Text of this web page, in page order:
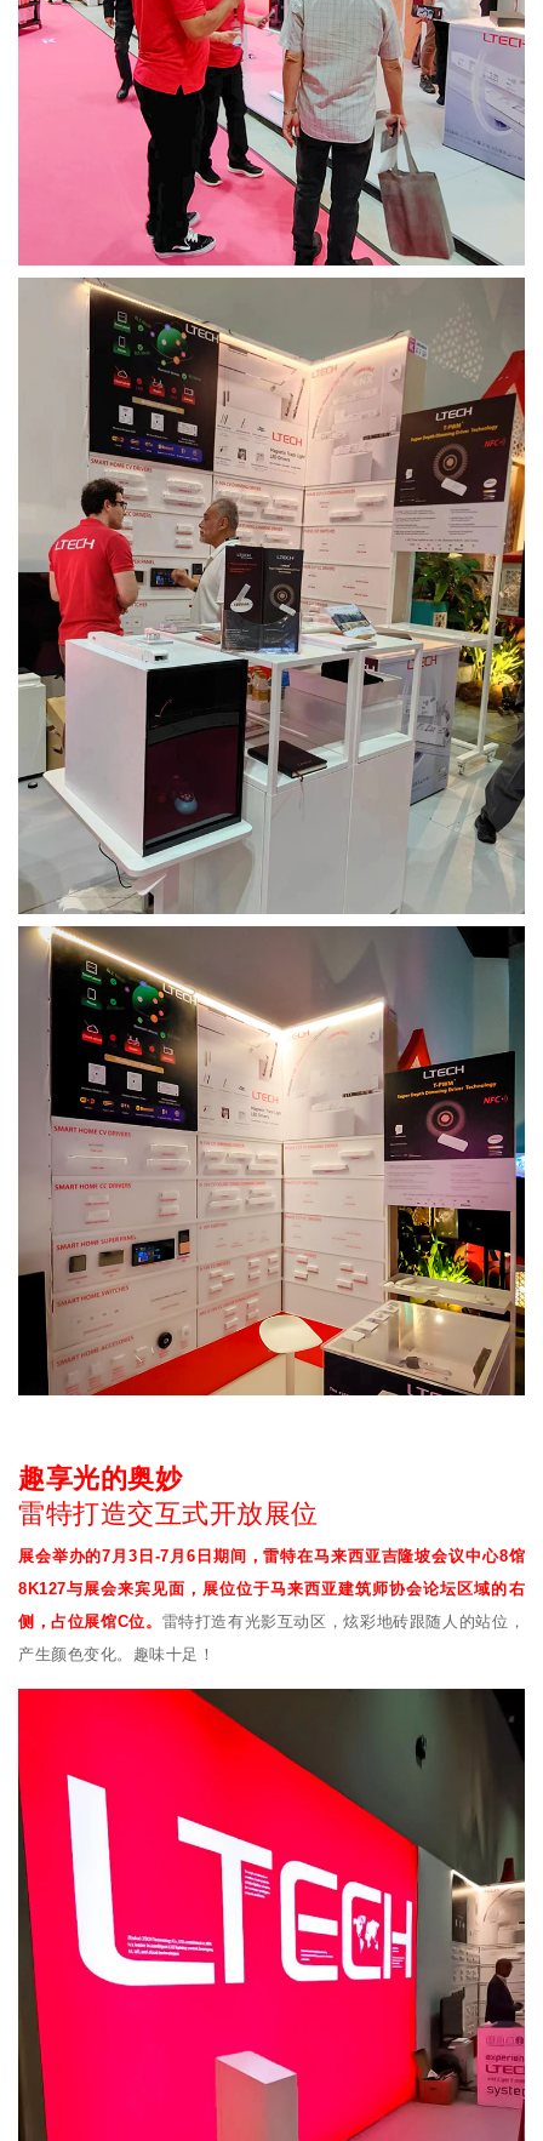
趣享光的奥妙
雷特打造交互式开放展位
展会举办的7月3日-7月6日期间，雷特在马来西亚吉隆坡会议中心8馆
8K127与展会来宾见面，展位位于马来西亚建筑师协会论坛区域的右
侧，占位展馆C位。 雷特打造有光影互动区，炫彩地砖跟随人的站位，
产生颜色变化。趣味十足！